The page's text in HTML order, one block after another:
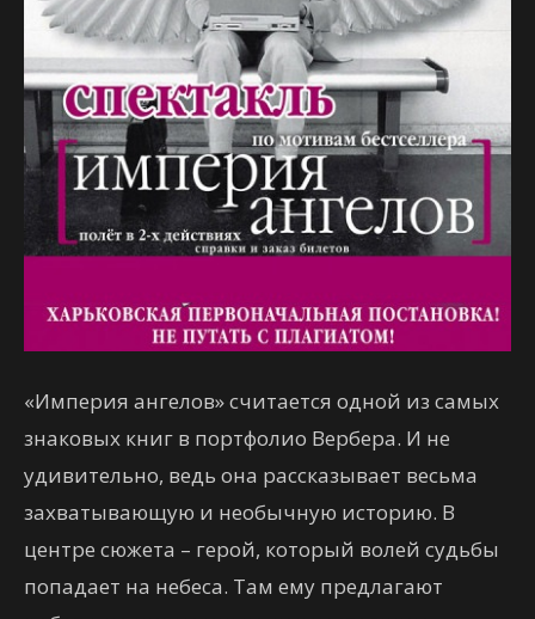
«Империя ангелов» считается одной из самых
знаковых книг в портфолио Вербера. И не
удивительно, ведь она рассказывает весьма
захватывающую и необычную историю. В
центре сюжета – герой, который волей судьбы
попадает на небеса. Там ему предлагают